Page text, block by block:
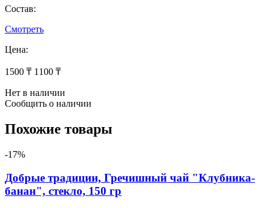
Состав:
Смотреть
Цена:
1500 ₸ 1100 ₸
Нет в наличии
Сообщить о наличии
Похожие товары
-17%
Добрые традиции, Гречишный чай "Клубника-
банан", стекло, 150 гр